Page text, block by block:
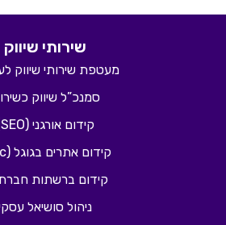
שירותי שיווק
מעטפת שירותי שיווק
סמנכ”ל שיווק
קידום אורגני (SEO)
קידום אתרים בגוגל (ppc)
קידום ברשתות
ניהול סושיאל